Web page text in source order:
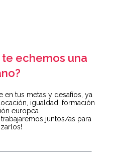
echemos una
en tus metas y desafíos, ya
igualdad, formación
europea.
juntos/as para